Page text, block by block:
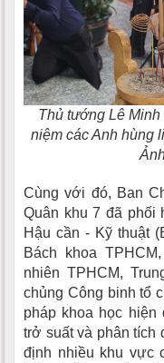
Thủ tướng Lê
niệm các Anh hùng
Cùng với đó, Ban
Quân khu 7 đã phối
Hậu cần - Kỹ thuật
Bách khoa
nhiên TPHCM,
chủng Công binh tổ
pháp khoa học hiện
trở suất và phân tích
định nhiều khu vực